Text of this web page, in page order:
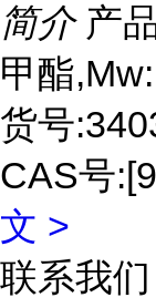
简介 产
甲酯
货号
CAS号
文 >
联系我们